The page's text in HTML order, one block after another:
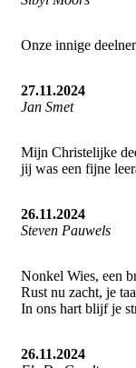
Onze innige
27.11.2024
Jan Smet
Mijn Christelijke
jij was een fijne
26.11.2024
Steven Pauwels
Nonkel Wies, een
Rust nu zacht, je
In ons hart blijf je
26.11.2024